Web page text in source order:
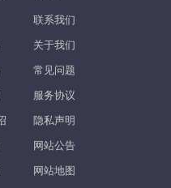
联系我们
关于我们
常见问题
服务协议
隐私声明
网站公告
网站地图